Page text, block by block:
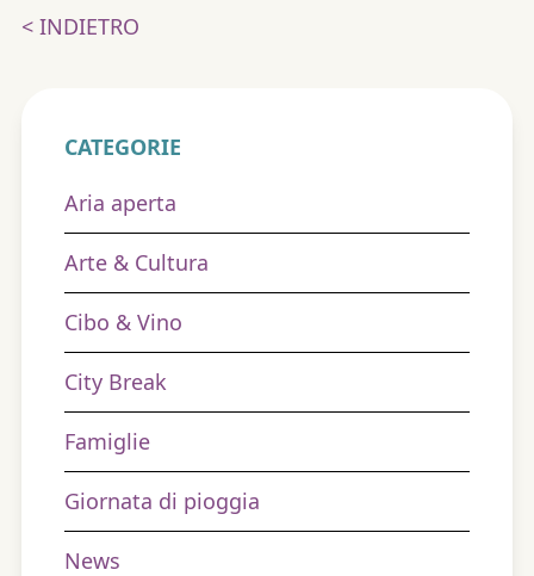
< INDIETRO
CATEGORIE
Aria aperta
Arte & Cultura
Cibo & Vino
City Break
Famiglie
Giornata di pioggia
News